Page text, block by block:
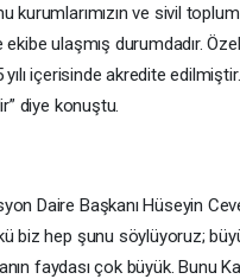
ve sivil
ulaşmış durumdadır.
içerisinde akredite
diye konuştu.
Daire Başkanı Hüseyin
biz hep şunu söylüyoruz;
faydası çok büyük. Bunu